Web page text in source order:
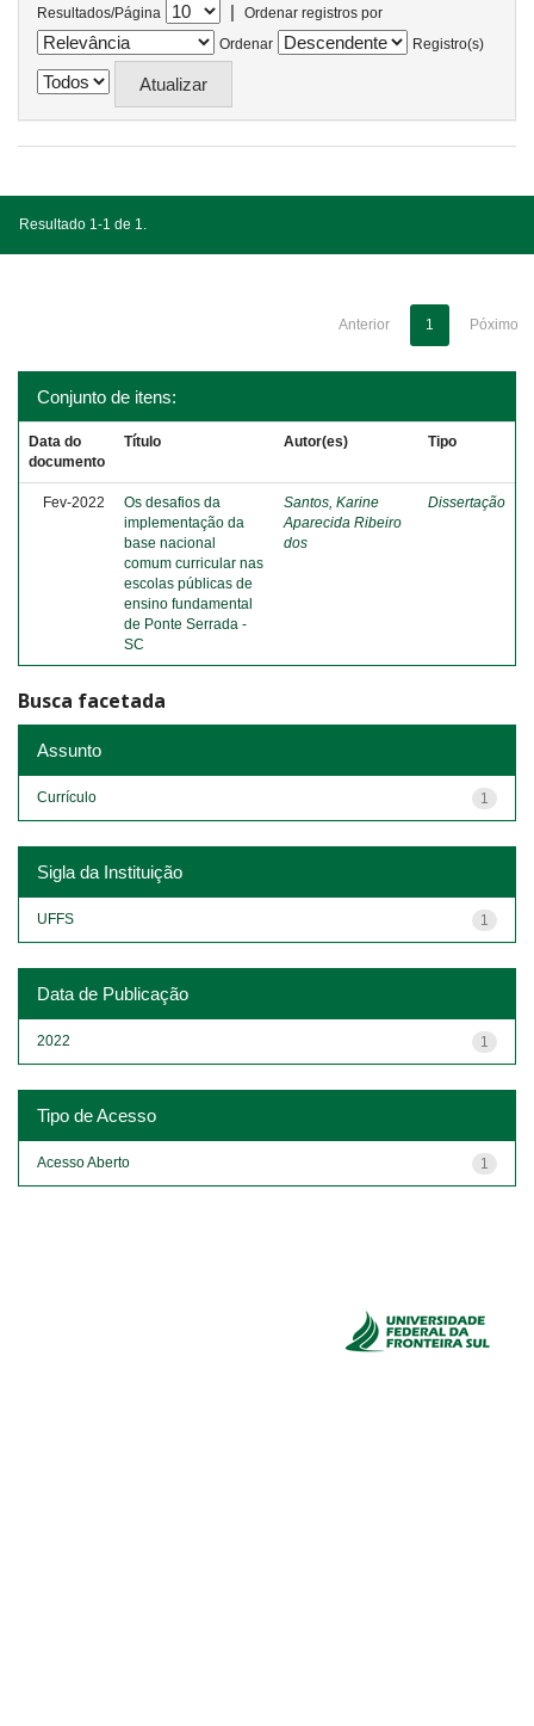
Resultados/Página |
Ordenar registros por
Ordenar
Registro(s)
Resultado 1-1 de 1.
Anterior 1 Póximo
Conjunto de itens:
Data do
documento
Título Autor(es) Tipo
Fev-2022
Os desafios da
implementação da
base nacional
comum curricular nas
escolas públicas de
ensino fundamental
de Ponte Serrada -
SC
Santos, Karine
Aparecida Ribeiro
dos
Dissertação
Busca facetada
Assunto
1
Currículo
Sigla da Instituição
1
UFFS
Data de Publicação
1
2022
Tipo de Acesso
1
Acesso Aberto